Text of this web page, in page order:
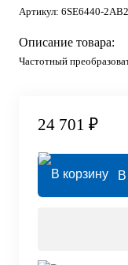
Артикул: 6SE6440-
Описание товара:
Частотный
24 701 ₽
В